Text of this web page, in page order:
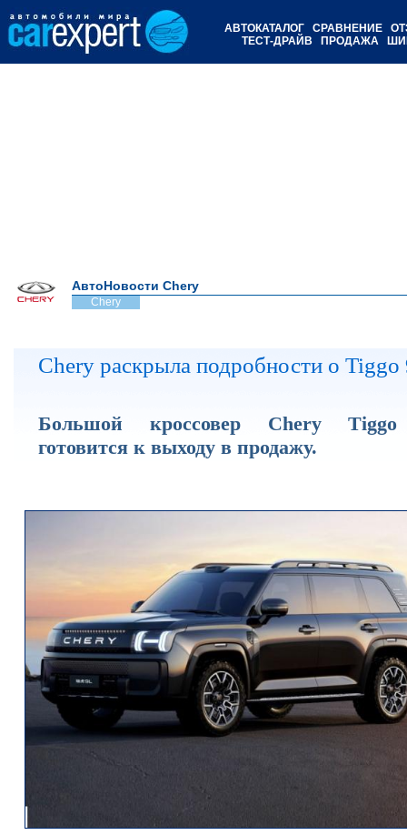
АВТОКАТАЛОГ СРАВНЕНИЕ
ТЕСТ-ДРАЙВ
ПРОДАЖА
АвтоНовости Chery
Chery
Chery раскрыла подробности о Tiggo
Большой кроссовер Chery
готовится к выходу в продажу.